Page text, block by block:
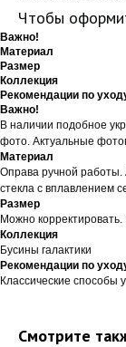
Чтобы
Важно!
Материал
Размер
Коллекция
Рекомендации по
Важно!
В наличии подобное
фото. Актуальные
Материал
Оправа ручной работы.
стекла с вплавлением
Размер
Можно корректировать.
Коллекция
Бусины галактики
Рекомендации по
Классические способы
Смотрите